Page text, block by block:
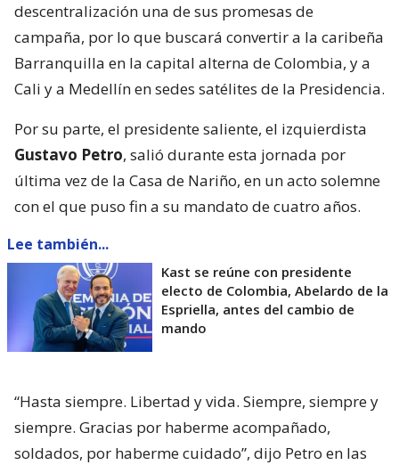
descentralización una de sus promesas de
campaña, por lo que buscará convertir a la caribeña
Barranquilla en la capital alterna de Colombia, y a
Cali y a Medellín en sedes satélites de la Presidencia.
Por su parte, el presidente saliente, el izquierdista
Gustavo Petro, salió durante esta jornada por
última vez de la Casa de Nariño, en un acto solemne
con el que puso fin a su mandato de cuatro años.
Lee también...
Kast se reúne con presidente
electo de Colombia, Abelardo de la
Espriella, antes del cambio de
mando
“Hasta siempre. Libertad y vida. Siempre, siempre y
siempre. Gracias por haberme acompañado,
soldados, por haberme cuidado”, dijo Petro en las